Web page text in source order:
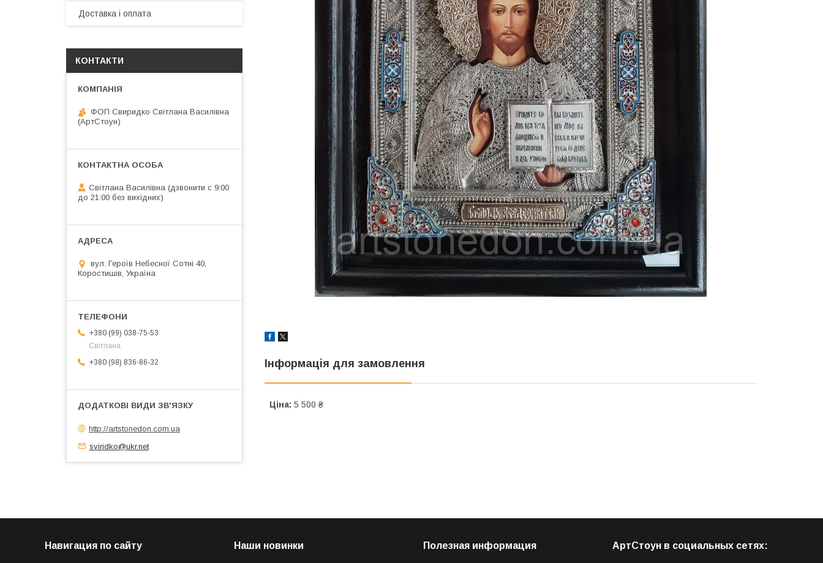
Інформація для замовлення
Ціна: 5 500 ₴
Доставка і оплата
КОНТАКТИ
ФОП Свиридко Світлана Василівна
(АртСтоун)
Світлана Василівна (дзвонити с 9:00
до 21:00 без вихідних)
вул. Героїв Небесної Сотні 40,
Коростишів, Україна
+380 (99) 038-75-53
Світлана
+380 (98) 836-86-32
http://artstonedon.com.ua
sviridko@ukr.net
Навигация по сайту Наши новинки Полезная информация АртСтоун в социальных сетях: